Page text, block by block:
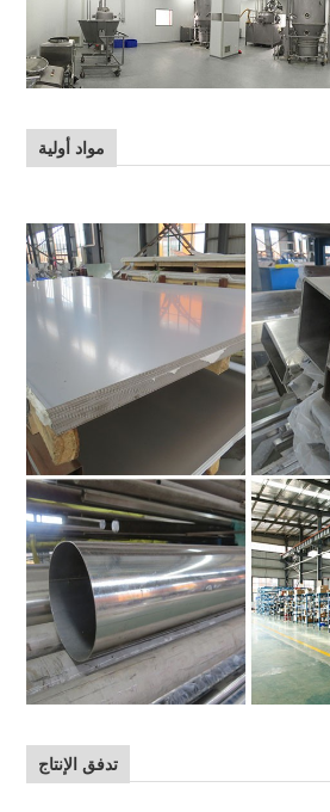
مواد أولية
تدفق الإنتاج